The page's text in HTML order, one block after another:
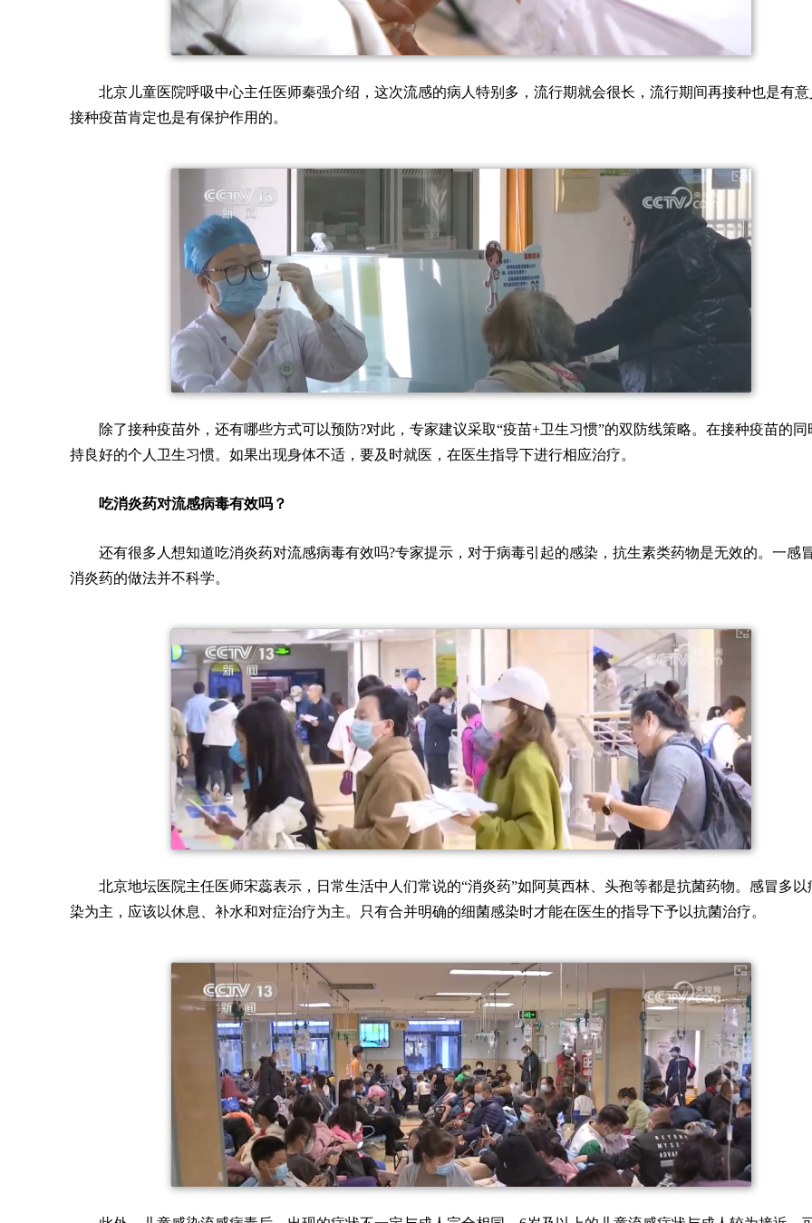
北京儿童医院呼吸中心主任医师秦强介绍，这次流感的病人特别多，流行期就会很长，流行期间再接种也是有
接种疫苗肯定也是有保护作用的。
除了接种疫苗外，还有哪些方式可以预防?对此，专家建议采取“疫苗+卫生习惯”的双防线策略。在接种疫苗的同
持良好的个人卫生习惯。如果出现身体不适，要及时就医，在医生指导下进行相应治疗。
吃消炎药对流感病毒有效吗？
还有很多人想知道吃消炎药对流感病毒有效吗?专家提示，对于病毒引起的感染，抗生素类药物是无效的。一感
消炎药的做法并不科学。
北京地坛医院主任医师宋蕊表示，日常生活中人们常说的“消炎药”如阿莫西林、头孢等都是抗菌药物。感冒多以
染为主，应该以休息、补水和对症治疗为主。只有合并明确的细菌感染时才能在医生的指导下予以抗菌治疗。